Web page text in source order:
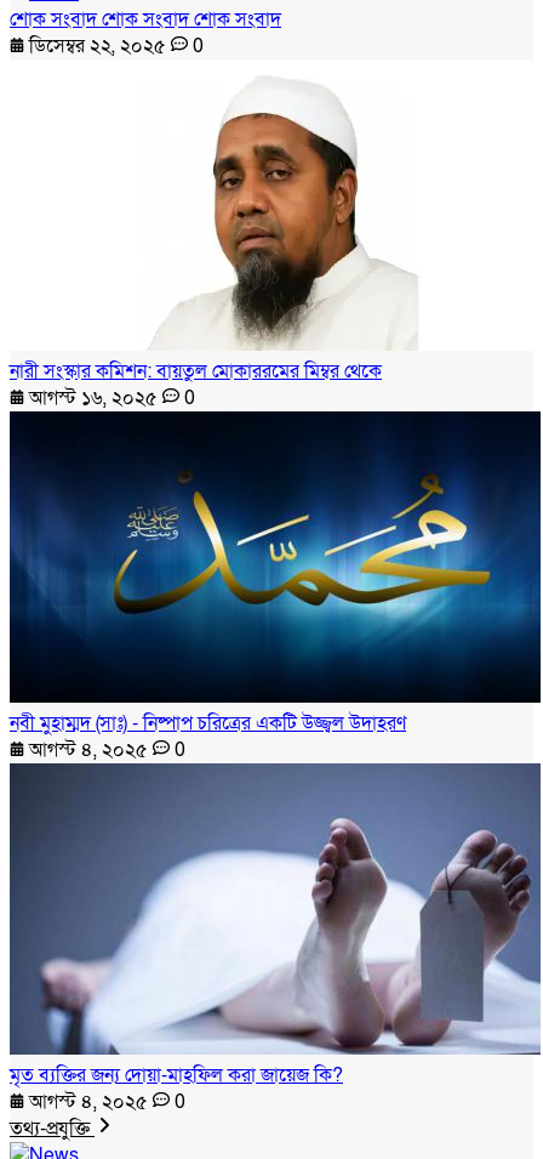
শোক সংবাদ শোক সংবাদ শোক সংবাদ
ডিসেম্বর ২২, ২০২৫
0
নারী সংস্কার কমিশন: বায়তুল মোকাররমের মিম্বর থেকে
আগস্ট ১৬, ২০২৫
0
নবী মুহাম্মদ (সাঃ) - নিষ্পাপ চরিত্রের একটি উজ্জ্বল উদাহরণ
আগস্ট ৪, ২০২৫
0
মৃত ব্যক্তির জন্য দোয়া-মাহফিল করা জায়েজ কি?
আগস্ট ৪, ২০২৫
0
তথ্য-প্রযুক্তি